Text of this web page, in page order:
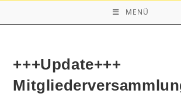
MENÜ
+++Update+++